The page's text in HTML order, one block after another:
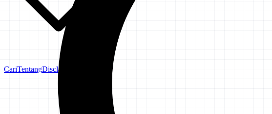
CariTentangDisclaimer